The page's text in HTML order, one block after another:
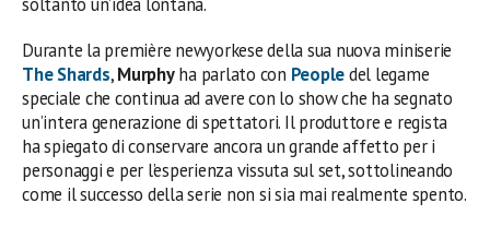
soltanto un’idea lontana.
Durante la première newyorkese della sua nuova miniserie
The Shards,Murphyha parlato con Peopledel legame
speciale che continua ad avere con lo show che ha segnato
un’intera generazione di spettatori. Il produttore e regista
ha spiegato di conservare ancora un grande affetto per i
personaggi e per l’esperienza vissuta sul set, sottolineando
come il successo della serie non si sia mai realmente spento.